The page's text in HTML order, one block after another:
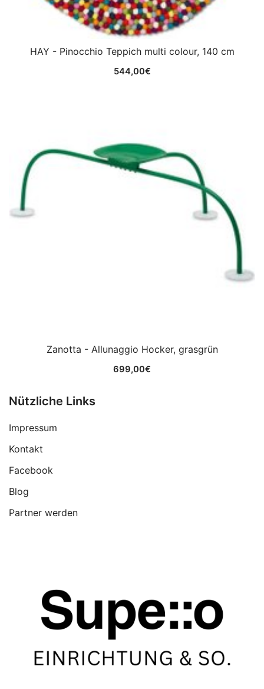
HAY - Pinocchio Teppich multi colour, 140 cm
544,00€
Zanotta - Allunaggio Hocker, grasgrün
699,00€
Nützliche Links
Impressum
Kontakt
Facebook
Blog
Partner werden